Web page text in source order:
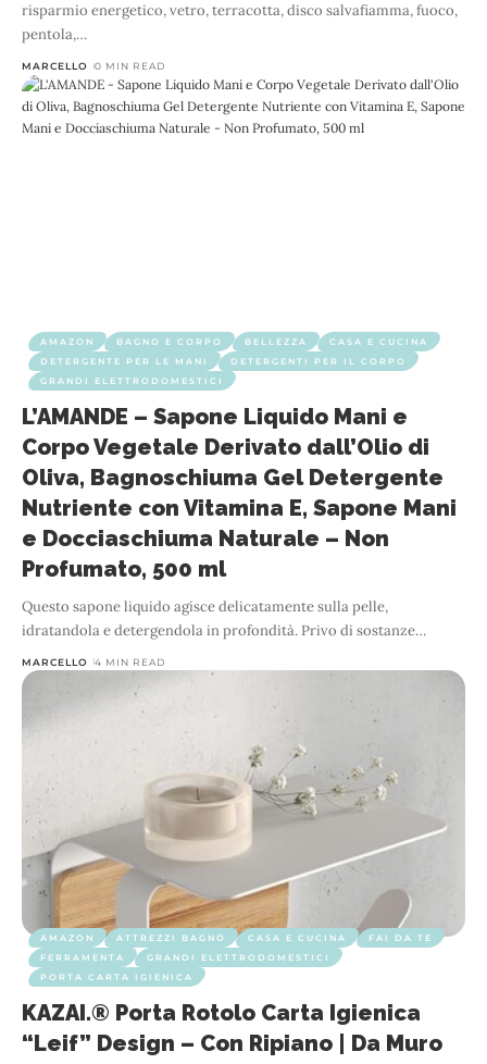
risparmio energetico, vetro, terracotta, disco salvafiamma, fuoco,
pentola,…
MARCELLO 0 MIN READ
AMAZON BAGNO E CORPO BELLEZZA
CASA E CUCINA
DETERGENTE PER LE MANI
DETERGENTI PER IL CORPO
GRANDI ELETTRODOMESTICI
L’AMANDE – Sapone Liquido Mani e
Corpo Vegetale Derivato dall’Olio di
Oliva, Bagnoschiuma Gel Detergente
Nutriente con Vitamina E, Sapone Mani
e Docciaschiuma Naturale – Non
Profumato, 500 ml
Questo sapone liquido agisce delicatamente sulla pelle,
idratandola e detergendola in profondità. Privo di sostanze…
MARCELLO 4 MIN READ
AMAZON ATTREZZI BAGNO CASA E CUCINA
FAI DA TE
FERRAMENTA
GRANDI ELETTRODOMESTICI
PORTA CARTA IGIENICA
KAZAI.® Porta Rotolo Carta Igienica
“Leif” Design – Con Ripiano | Da Muro